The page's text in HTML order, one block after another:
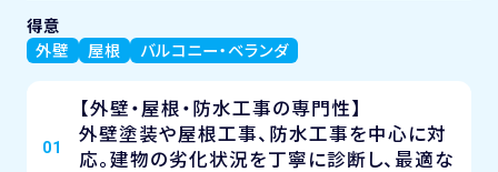
得意
外壁
屋根 バルコニー・ベランダ
01
【外壁・屋根・防水工事の専門性】
外壁塗装や屋根工事、防水工事を中心に対
応。建物の劣化状況を丁寧に診断し、最適な